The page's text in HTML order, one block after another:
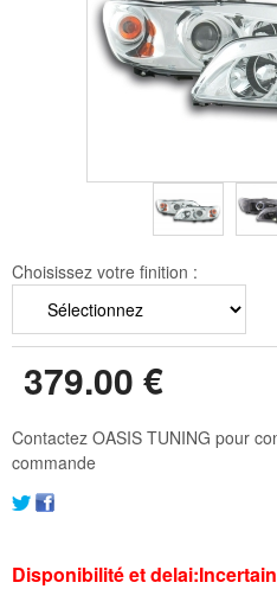
Choisissez votre finition :
379.00 €
Contactez OASIS TUNING pour
commande
Disponibilité et